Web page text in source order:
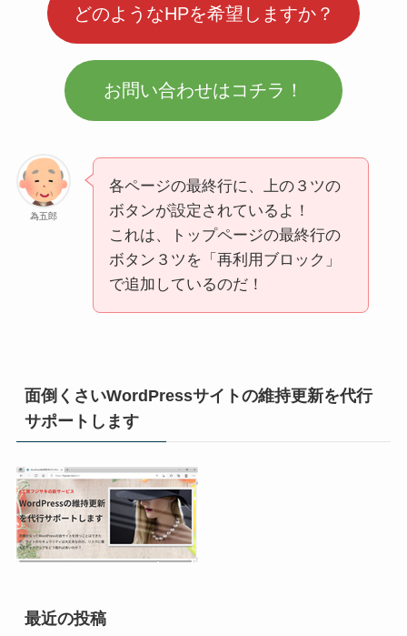
どのようなHPを希望しますか？
お問い合わせはコチラ！
為五郎
各ページの最終行に、上の３ツの
ボタンが設定されているよ！
これは、トップページの最終行の
ボタン３ツを「再利用ブロック」
で追加しているのだ！
面倒くさいWordPressサイトの維持更新を代行
サポートします
最近の投稿